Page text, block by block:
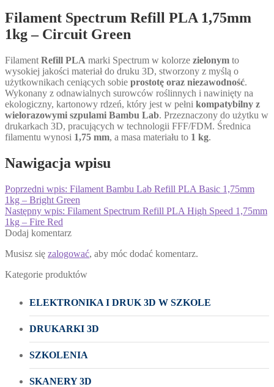
Filament Spectrum Refill PLA 1,75mm
1kg – Circuit Green
Filament Refill PLA marki Spectrum w kolorze zielonym to
wysokiej jakości materiał do druku 3D, stworzony z myślą o
użytkownikach ceniących sobie prostotę oraz niezawodność.
Wykonany z odnawialnych surowców roślinnych i nawinięty na
ekologiczny, kartonowy rdzeń, który jest w pełni kompatybilny z
wielorazowymi szpulami Bambu Lab. Przeznaczony do użytku w
drukarkach 3D, pracujących w technologii FFF/FDM. Średnica
filamentu wynosi 1,75 mm, a masa materiału to 1 kg.
Nawigacja wpisu
Poprzedni wpis: Filament Bambu Lab Refill PLA Basic 1,75mm
1kg – Bright Green
Następny wpis: Filament Spectrum Refill PLA High Speed 1,75mm
1kg – Fire Red
Dodaj komentarz
Musisz się zalogować, aby móc dodać komentarz.
Kategorie produktów
ELEKTRONIKA I DRUK 3D W SZKOLE
DRUKARKI 3D
SZKOLENIA
SKANERY 3D